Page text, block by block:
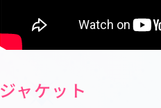
】?rel=0"
ジャケット